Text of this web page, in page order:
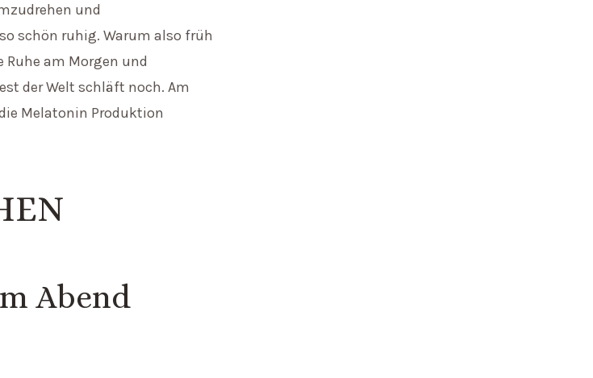
und
schön ruhig. Warum also früh
am Morgen und
der Welt schläft noch. Am
Melatonin Produktion
Abend